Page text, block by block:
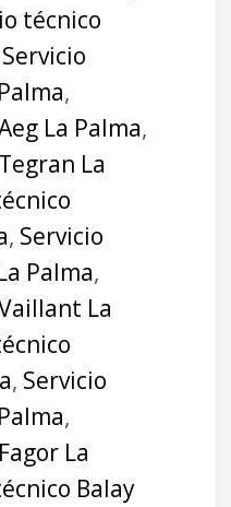
técnico
Servicio
,
La Palma,
La
, Servicio
Palma,
La
, Servicio
,
La
Balay